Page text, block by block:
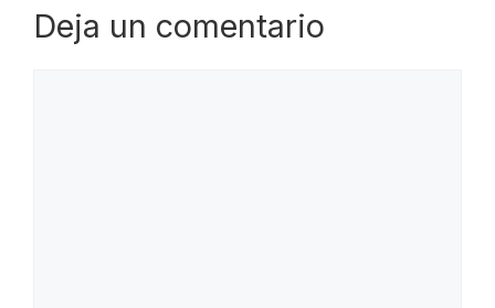
Deja un comentario